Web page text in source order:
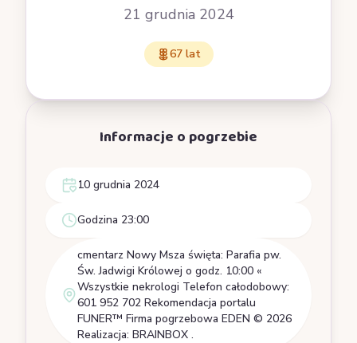
21 grudnia 2024
67 lat
Informacje o pogrzebie
10 grudnia 2024
Godzina 23:00
cmentarz Nowy Msza święta: Parafia pw.
Św. Jadwigi Królowej o godz. 10:00 «
Wszystkie nekrologi Telefon całodobowy:
601 952 702 Rekomendacja portalu
FUNER™ Firma pogrzebowa EDEN © 2026
Realizacja: BRAINBOX .